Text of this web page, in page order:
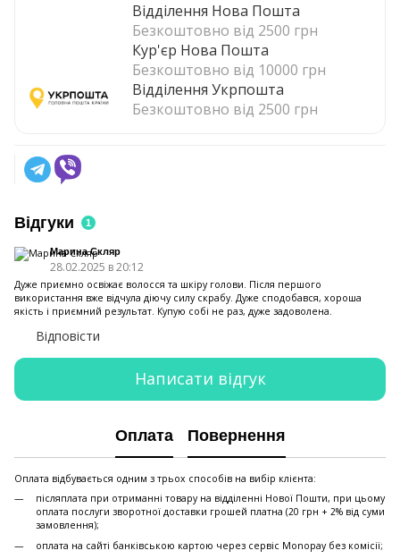
Відділення Нова Пошта
Безкоштовно від 2500 грн
Кур'єр Нова Пошта
Безкоштовно від 10000 грн
Відділення Укрпошта
Безкоштовно від 2500 грн
Відгуки 1
Марина Скляр
28.02.2025 в 20:12
Дуже приємно освіжає волосся та шкіру голови. Після першого
використання вже відчула діючу силу скрабу. Дуже сподобався, хороша
якість і приємний результат. Купую собі не раз, дуже задоволена.
Відповісти
Написати відгук
Оплата Повернення
Оплата відбувається одним з трьох способів на вибір клієнта:
післяплата при отриманні товару на відділенні Нової Пошти, при цьому
оплата послуги зворотної доставки грошей платна (20 грн + 2% від суми
замовлення);
оплата на сайті банківською картою через сервіс Monopay без комісії;